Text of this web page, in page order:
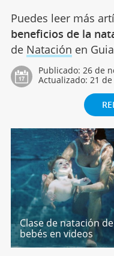
Puedes leer más
beneficios de la
de Natación en
Publicado: 26 de
Actualizado: 21
Clase de natación de
bebés en videos